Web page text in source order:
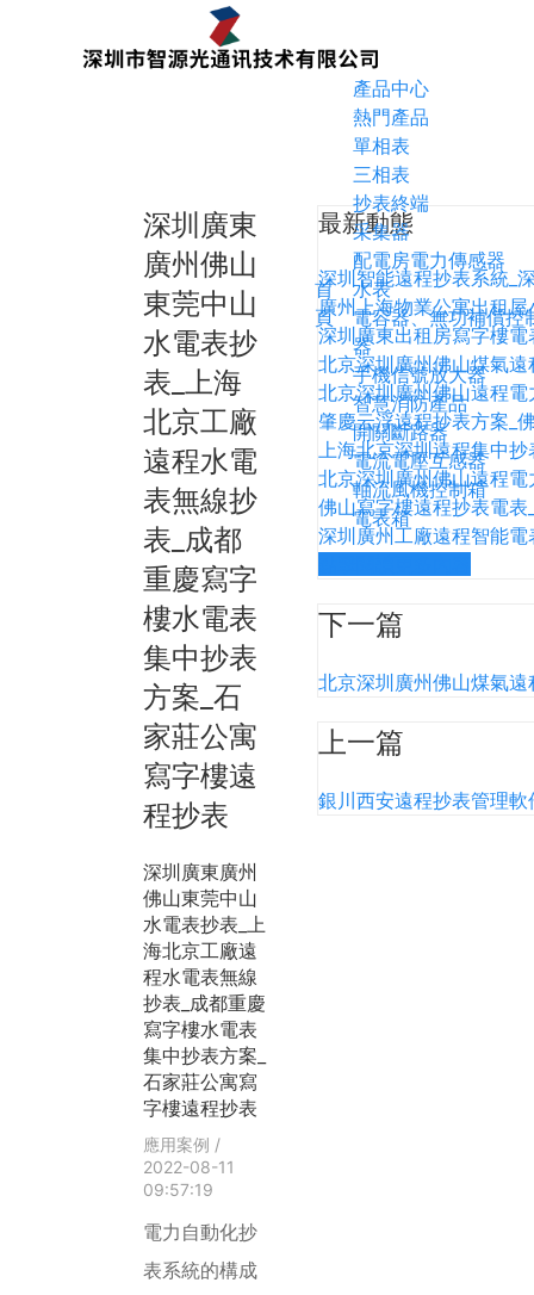
首
頁
產品中心
熱門產品
單相表
三相表
抄表終端
采集器
配電房電力傳感器
水表
電容器、無功補償控
器
手機信號放大器
智慧消防產品
開關斷路器
電流電壓互感器
軸流風機控制箱
電表箱
深圳廣東
廣州佛山
東莞中山
水電表抄
表_上海
北京工廠
遠程水電
表無線抄
表_成都
重慶寫字
樓水電表
集中抄表
方案_石
家莊公寓
寫字樓遠
程抄表
深圳廣東廣州
佛山東莞中山
水電表抄表_上
海北京工廠遠
程水電表無線
抄表_成都重慶
寫字樓水電表
集中抄表方案_
石家莊公寓寫
字樓遠程抄表
應用案例 /
2022-08-11
09:57:19
電力自動化抄
表系統的構成
最新動態
深圳智能遠程抄表系統_
廣州上海物業公寓出租
深圳廣東出租房寫字樓
北京深圳廣州佛山煤氣
北京深圳廣州佛山遠程
肇慶云浮遠程抄表方案_
上海北京深圳遠程集中
北京深圳廣州佛山遠程
佛山寫字樓遠程抄表電
深圳廣州工廠遠程智能
下一篇
北京深圳廣州佛山煤氣
上一篇
銀川西安遠程抄表管理